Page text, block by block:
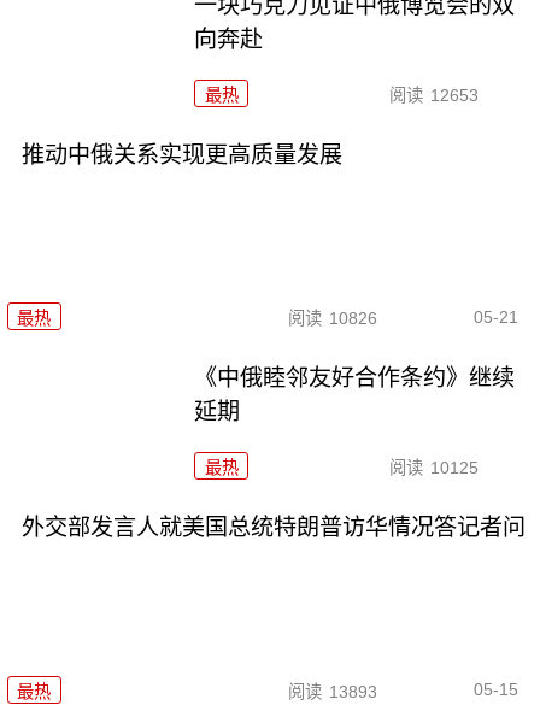
一块巧克力见证中俄博览会的双
向奔赴
最热 阅读 12653
推动中俄关系实现更高质量发展
最热 阅读 10826 05-21
《中俄睦邻友好合作条约》继续
延期
最热 阅读 10125
外交部发言人就美国总统特朗普访华情况答记者问
最热 阅读 13893 05-15